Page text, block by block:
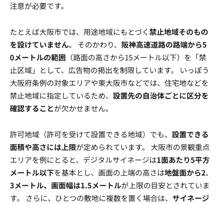
注意が必要です。
たとえば大阪市では、用途地域にもとづく禁止地域そのもの
を設けていません。 そのかわり、 阪神高速道路の路端から5
0メートルの範囲 （路面の高さから15メートル以下）を「禁
止区域」として、広告物の掲出を制限しています。 いっぽう
大阪府条例の対象エリアや東大阪市などでは、住宅地などを
禁止地域に指定しているため、 設置先の自治体ごとに区分を
確認することが欠かせません。
許可地域（許可を受けて設置できる地域）でも、 設置できる
面積や高さには上限が定められています。 大阪市の景観重点
エリアを例にとると、デジタルサイネージは1面あたり5平方
メートル以下を基本とし、画面の上端の高さは地盤面から2.
3メートル、画面幅は1.5メートルが上限の目安とされていま
す。 さらに、ひとつの敷地に複数を置く場合は、 サイネージ